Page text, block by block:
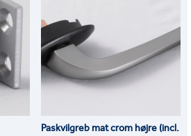
Paskvilgreb mat crom højre (incl.